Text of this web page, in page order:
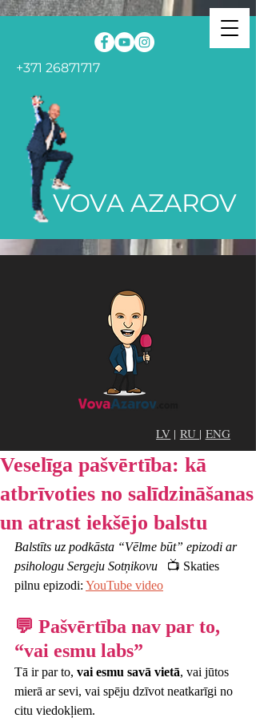
+371 26871717
VOVA AZAROV
LV | RU | ENG
Veselīga pašvērtība: kā
atbrīvoties no salīdzināšanas
un atrast iekšējo balstu
Balstīts uz podkāsta “Vēlme būt” epizodi ar
psihologu Sergeju Sotņikovu 📺 Skaties
pilnu epizodi: YouTube video
💬 Pašvērtība nav par to,
“vai esmu labs”
Tā ir par to, vai esmu savā vietā, vai jūtos
mierā ar sevi, vai spēju dzīvot neatkarīgi no
citu viedokļiem.